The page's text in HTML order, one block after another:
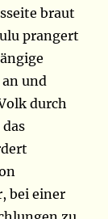
braut
prangert
und
durch
bei einer